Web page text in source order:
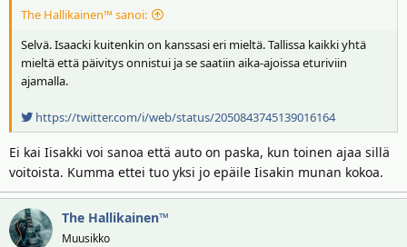
The Hallikainen™ sanoi:
Selvä. Isaacki kuitenkin on kanssasi eri mieltä. Tallissa kaikki yhtä
mieltä että päivitys onnistui ja se saatiin aika-ajoissa eturiviin
ajamalla.
https://twitter.com/i/web/status/2050843745139016164
Ei kai Iisakki voi sanoa että auto on paska, kun toinen ajaa sillä
voitoista. Kumma ettei tuo yksi jo epäile Iisakin munan kokoa.
The Hallikainen™
Muusikko